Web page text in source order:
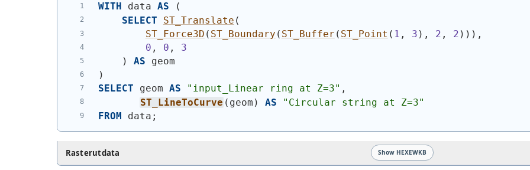
WITH data AS
(
SELECT
ST_Translate (
ST_Force3D ( ST_Boundary ( ST_Buffer ( ST_Point ( 1 , 3 ) , 2 , 2 ) ) ) ,
0 , 0 , 3
)
AS geom
)
SELECT geom AS "input_Linear ring at Z=3" ,
ST_LineToCurve ( geom ) AS
"Circular string at Z=3"
FROM data;
Rasterutdata Show HEXEWKB